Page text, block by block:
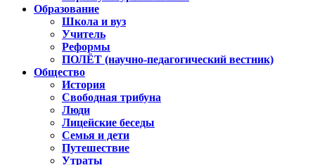
Образование
Школа и вуз
Учитель
Реформы
ПОЛЁТ (научно-педагогический вестник)
Общество
История
Свободная трибуна
Люди
Лицейские беседы
Семья и дети
Путешествие
Утраты